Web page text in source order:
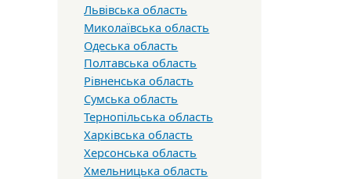
Львівська область
Миколаївська область
Одеська область
Полтавська область
Рівненська область
Сумська область
Тернопільська область
Харківська область
Херсонська область
Хмельницька область